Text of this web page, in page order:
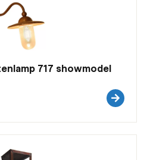
717 showmodel